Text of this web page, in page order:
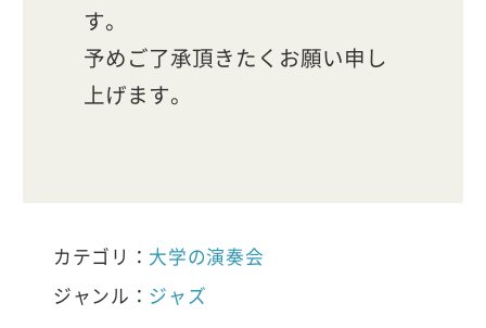
す。
予めご了承頂きたくお願い申し
上げます。
カテゴリ： 大学の演奏会
ジャンル： ジャズ